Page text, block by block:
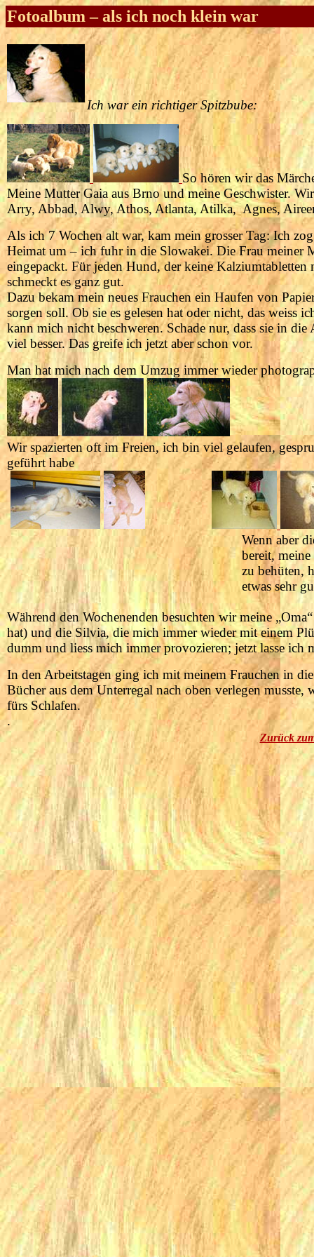
Fotoalbum – als ich noch klein war
Ich war ein richtiger Spitzbube:
So hören wir das
Meine Mutter Gaia aus Brno und meine Geschwister.
Arry, Abbad, Alwy, Athos, Atlanta, Atilka, Agnes,
Als ich 7 Wochen alt war, kam mein grosser Tag: Ich
Heimat um – ich fuhr in die Slowakei. Die Frau meiner
eingepackt. Für jeden Hund, der keine
schmeckt es ganz gut.
Dazu bekam mein neues Frauchen ein Haufen von
sorgen soll. Ob sie es gelesen hat oder nicht, das weiss
kann mich nicht beschweren. Schade nur, dass sie in
viel besser. Das greife ich jetzt aber schon vor.
Man hat mich nach dem Umzug immer wieder
Wir spazierten oft im Freien, ich bin viel gelaufen,
geführt habe
Wenn aber
bereit, meine Schüsselchen
zu behüten, hauptsächlich
etwas sehr gutes zum
Während den Wochenenden besuchten wir meine
hat) und die Silvia, die mich immer wieder mit einem
dumm und liess mich immer provozieren; jetzt lasse ich
In den Arbeitstagen ging ich mit meinem Frauchen in
Bücher aus dem Unterregal nach oben verlegen
fürs Schlafen.
.
Zurück